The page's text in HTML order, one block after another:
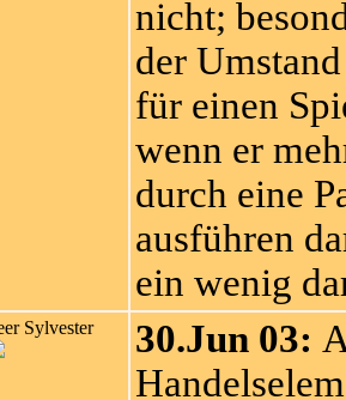
nicht;
der
für einen
wenn er
durch eine
ausführen
ein wenig
Sylvester 30.Jun 03: